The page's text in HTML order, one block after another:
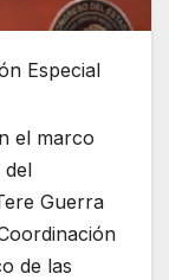
Especial
el marco
del
Guerra
de las